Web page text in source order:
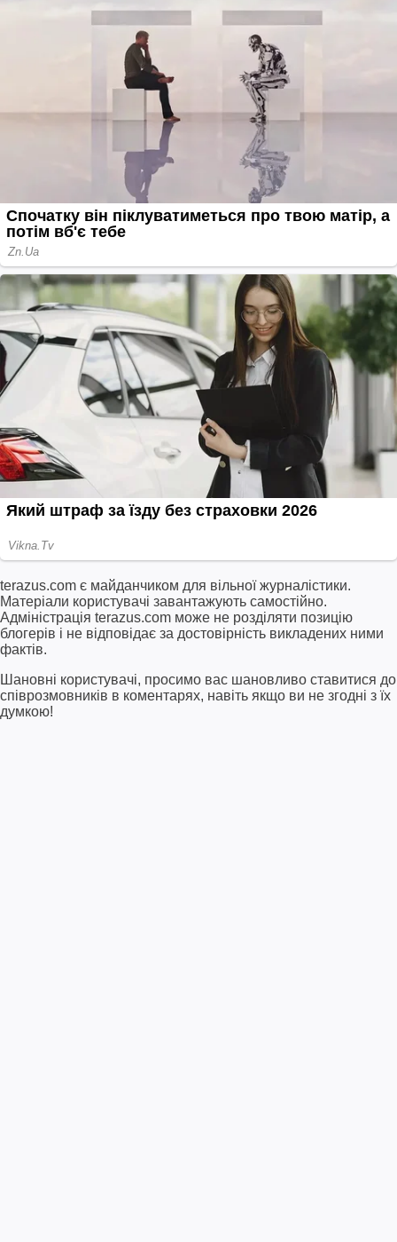
terazus.com є майданчиком для вільної журналістики.
Матеріали користувачі завантажують самостійно.
Адміністрація terazus.com може не розділяти позицію
блогерів і не відповідає за достовірність викладених ними
фактів.
Шановні користувачі, просимо вас шановливо ставитися до
співрозмовників в коментарях, навіть якщо ви не згодні з їх
думкою!